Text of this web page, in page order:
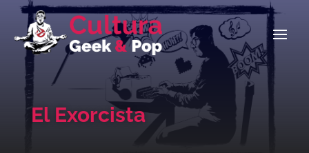
El Exorcista